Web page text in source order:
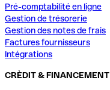
Pré-comptabilité en ligne
Gestion de trésorerie
Gestion des notes de frais
Factures fournisseurs
Intégrations
CRÈDIT & FINANCEMENT